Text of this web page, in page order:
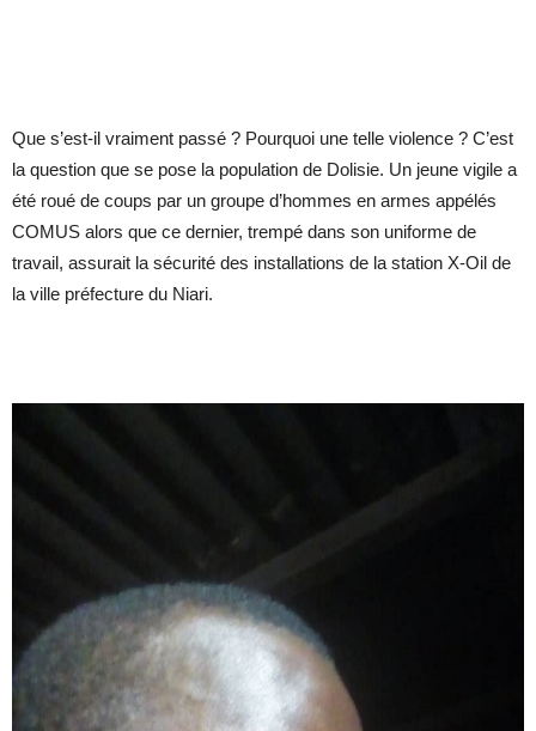
Que s’est-il vraiment passé ? Pourquoi une telle violence ? C’est
la question que se pose la population de Dolisie. Un jeune vigile a
été roué de coups par un groupe d’hommes en armes appélés
COMUS alors que ce dernier, trempé dans son uniforme de
travail, assurait la sécurité des installations de la station X-Oil de
la ville préfecture du Niari.